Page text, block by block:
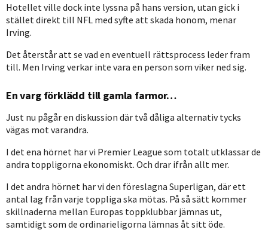
Hotellet ville dock inte lyssna på hans version, utan gick i
stället direkt till NFL med syfte att skada honom, menar
Irving.
Det återstår att se vad en eventuell rättsprocess leder fram
till. Men Irving verkar inte vara en person som viker ned sig.
En varg förklädd till gamla farmor…
Just nu pågår en diskussion där två dåliga alternativ tycks
vägas mot varandra.
I det ena hörnet har vi Premier League som totalt utklassar de
andra toppligorna ekonomiskt. Och drar ifrån allt mer.
I det andra hörnet har vi den föreslagna Superligan, där ett
antal lag från varje toppliga ska mötas. På så sätt kommer
skillnaderna mellan Europas toppklubbar jämnas ut,
samtidigt som de ordinarieligorna lämnas åt sitt öde.